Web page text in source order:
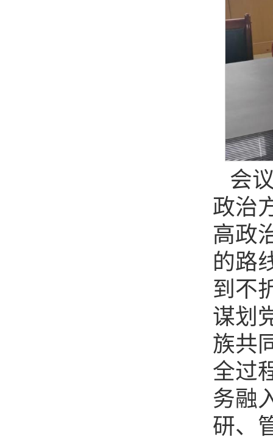
会
政治
高政
的路
到不
谋划
族共
全过
务融
研、